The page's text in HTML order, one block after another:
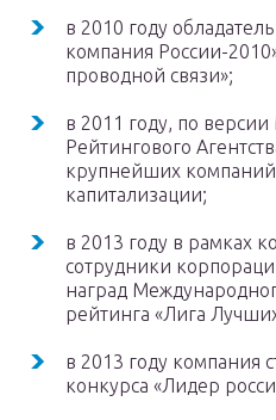
в 2010 году
компания России-
проводной связи»;
в 2011 году, по версии
Рейтингового
крупнейших компаний
капитализации;
в 2013 году в рамках
сотрудники
наград
рейтинга «Лига
в 2013 году компания
конкурса «Лидер